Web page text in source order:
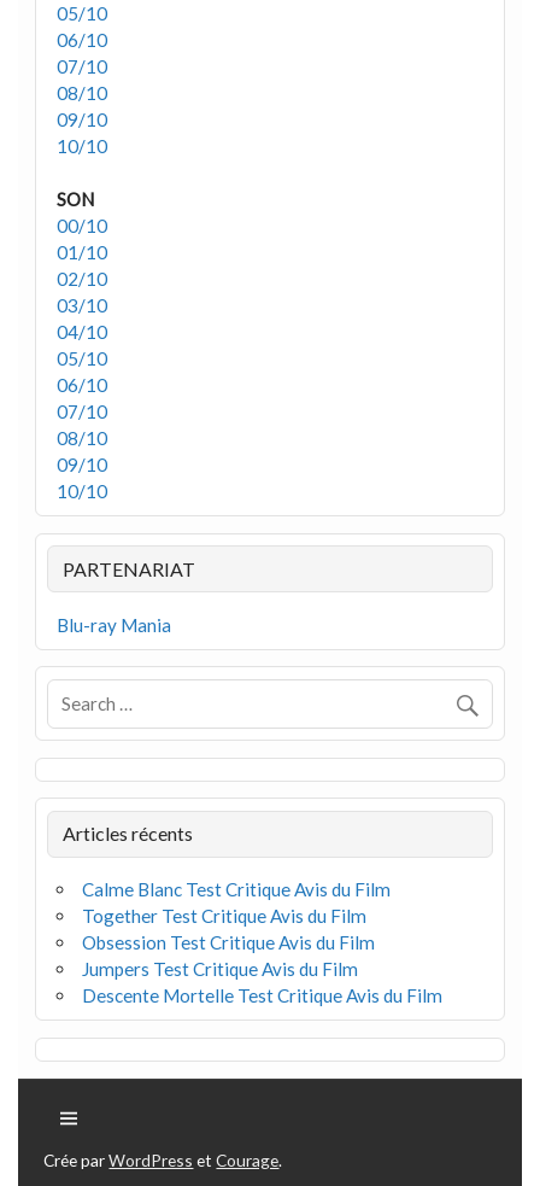
05/10
06/10
07/10
08/10
09/10
10/10
SON
00/10
01/10
02/10
03/10
04/10
05/10
06/10
07/10
08/10
09/10
10/10
PARTENARIAT
Blu-ray Mania
Articles récents
Calme Blanc Test Critique Avis du Film
Together Test Critique Avis du Film
Obsession Test Critique Avis du Film
Jumpers Test Critique Avis du Film
Descente Mortelle Test Critique Avis du Film
Crée parWordPress etCourage.